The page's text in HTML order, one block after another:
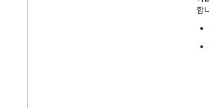
결합